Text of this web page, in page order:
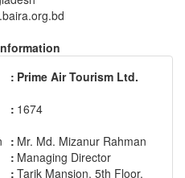
: Prime Air Tourism Ltd.
: 1674
: Mr. Md. Mizanur Rahman
: Managing Director
: Tarik Mansion, 5th Floor,